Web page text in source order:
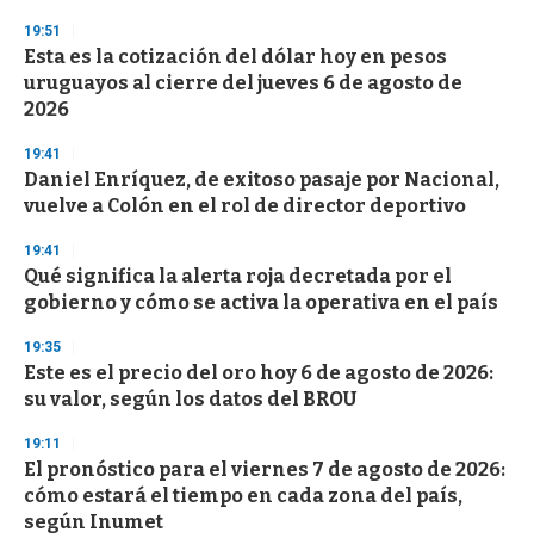
19:51
Esta es la cotización del dólar hoy en pesos
uruguayos al cierre del jueves 6 de agosto de
2026
19:41
Daniel Enríquez, de exitoso pasaje por Nacional,
vuelve a Colón en el rol de director deportivo
19:41
Qué significa la alerta roja decretada por el
gobierno y cómo se activa la operativa en el país
19:35
Este es el precio del oro hoy 6 de agosto de 2026:
su valor, según los datos del BROU
19:11
El pronóstico para el viernes 7 de agosto de 2026:
cómo estará el tiempo en cada zona del país,
según Inumet